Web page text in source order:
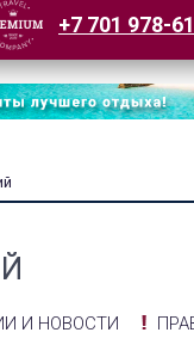
+7 701 978-
И НОВОСТИ